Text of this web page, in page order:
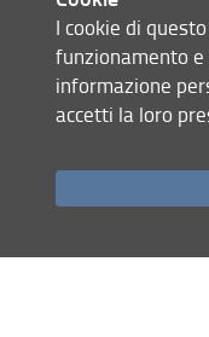
La magia dei fiordi
Gita al borgo
Gita in Oman
Condividi
I cookie di
funzionamento e
informazione
accetti la loro